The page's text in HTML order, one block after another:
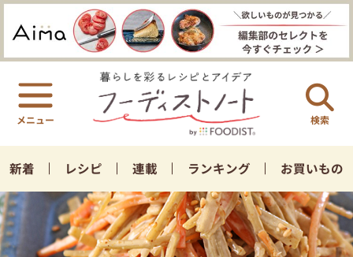
検索
新着 レシピ 連載 ランキング お買いもの